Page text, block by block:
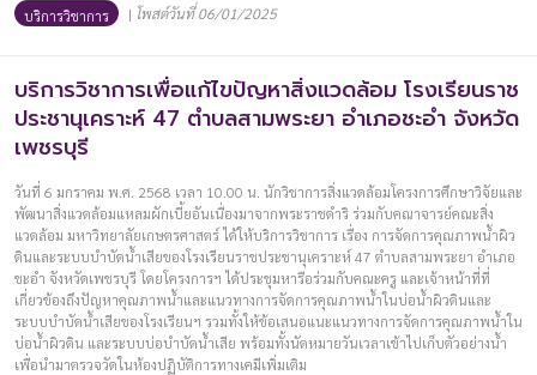
บริการวิชาการ | โพสต์วันที่ 06/01/2025
บริการวิชาการเพื่อแก้ไขปัญหาสิ่งแวดล้อม โรงเรียนราช
ประชานุเคราะห์ 47 ตำบลสามพระยา อำเภอชะอำ จังหวัด
เพชรบุรี
วันที่ 6 มกราคม พ.ศ. 2568 เวลา 10.00 น. นักวิชาการสิ่งแวดล้อมโครงการศึกษาวิจัยและ
พัฒนาสิ่งแวดล้อมแหลมผักเบี้ยอันเนื่องมาจากพระราชดำริ ร่วมกับคณาจารย์คณะสิ่ง
แวดล้อม มหาวิทยาลัยเกษตรศาสตร์ ได้ให้บริการวิชาการ เรื่อง การจัดการคุณภาพน้ำผิว
ดินและระบบบำบัดน้ำเสียของโรงเรียนราชประชานุเคราะห์ 47 ตำบลสามพระยา อำเภอ
ชะอำ จังหวัดเพชรบุรี โดยโครงการฯ ได้ประชุมหารือร่วมกับคณะครู และเจ้าหน้าที่ที่
เกี่ยวข้องถึงปัญหาคุณภาพน้ำและแนวทางการจัดการคุณภาพน้ำในบ่อน้ำผิวดินและ
ระบบบำบัดน้ำเสียของโรงเรียนฯ รวมทั้งให้ข้อเสนอแนะแนวทางการจัดการคุณภาพน้ำใน
บ่อน้ำผิวดิน และระบบบ่อบำบัดน้ำเสีย พร้อมทั้งนัดหมายวันเวลาเข้าไปเก็บตัวอย่างน้ำ
เพื่อนำมาตรวจวัดในห้องปฏิบัติการทางเคมีเพิ่มเติม